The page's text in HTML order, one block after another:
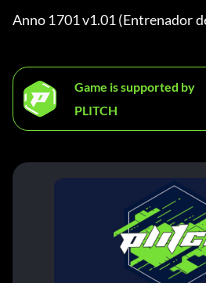
Anno 1701 v1.01 (Entrenador
Game is supported by
PLITCH